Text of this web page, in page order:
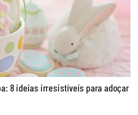
8 ideias irresistíveis para adoçar